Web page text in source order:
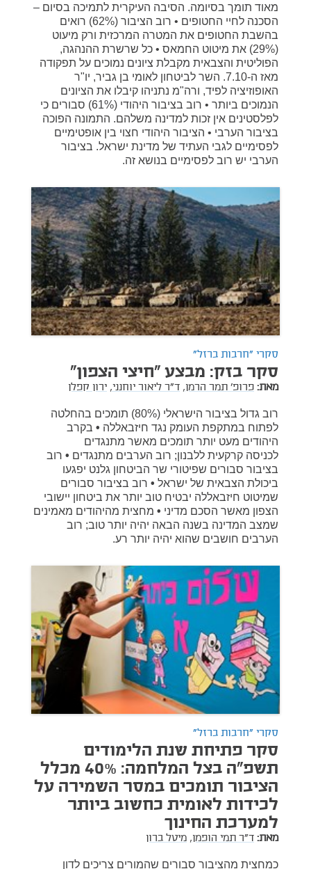
מאוד תומך בסיומה. הסיבה העיקרית לתמיכה בסיום –
הסכנה לחיי החטופים • רוב הציבור (62%) רואים
בהשבת החטופים את המטרה המרכזית ורק מיעוט
(29%) את מיטוט החמאס • כל שרשרת ההנהגה,
הפוליטית והצבאית מקבלת ציונים נמוכים על תפקודה
מאז ה-7.10. השר לביטחון לאומי בן גביר, יו"ר
האופוזיציה לפיד, ורה"מ נתניהו קיבלו את הציונים
הנמוכים ביותר • רוב בציבור היהודי (61%) סבורים כי
לפלסטינים אין זכות למדינה משלהם. התמונה הפוכה
בציבור הערבי • הציבור היהודי חצוי בין אופטימיים
לפסימיים לגבי העתיד של מדינת ישראל. בציבור
הערבי יש רוב לפסימיים בנושא זה.
סקרי "חרבות ברזל"
סקר בזק: מבצע "חיצי הצפון"
מאת: פרופ' תמר הרמן, ד"ר ליאור יוחנני, ירון קפלן
רוב גדול בציבור הישראלי (80%) תומכים בהחלטה
לפתוח במתקפת העומק נגד חיזבאללה • בקרב
היהודים מעט יותר תומכים מאשר מתנגדים
לכניסה קרקעית ללבנון; רוב הערבים מתנגדים • רוב
בציבור סבורים שפיטורי שר הביטחון גלנט יפגעו
ביכולת הצבאית של ישראל • רוב בציבור סבורים
שמיטוט חיזבאללה יבטיח טוב יותר את ביטחון יישובי
הצפון מאשר הסכם מדיני • מחצית מהיהודים מאמינים
שמצב המדינה בשנה הבאה יהיה יותר טוב; רוב
הערבים חושבים שהוא יהיה יותר רע.
סקרי "חרבות ברזל"
סקר פתיחת שנת הלימודים
תשפ"ה בצל המלחמה: 40% מכלל
הציבור תומכים במסר השמירה על
לכידות לאומית כחשוב ביותר
למערכת החינוך
מאת: ד"ר תמי הופמן, מיטל ברון
כמחצית מהציבור סבורים שהמורים צריכים לדון